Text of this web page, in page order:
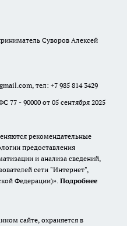
Суворов Алексей
тел: +7 985 814 3429
77 - 90000 от 05 сентября 2025
рекомендательные
предоставления
и анализа сведений,
сети "Интернет",
Федерации)». Подробнее
сайте, охраняется в